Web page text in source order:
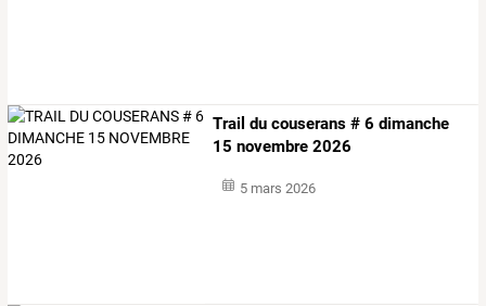
Trail du couserans # 6 dimanche
15 novembre 2026
5 mars 2026